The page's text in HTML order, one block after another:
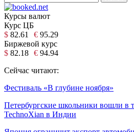
Курсы валют
Курс ЦБ
$ 82.61 € 95.29
Биржевой курс
$ 82.18 € 94.94
Сейчас читают:
Фестиваль «В глубине ноября»
Петербургские школьники вошли в
TechnoXian в Индии